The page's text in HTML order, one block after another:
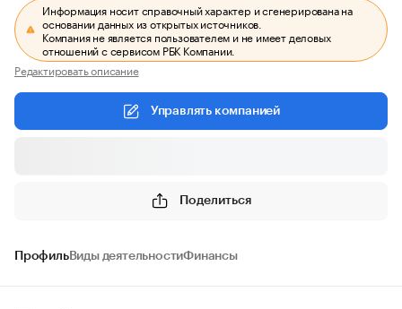
Информация носит справочный характер и сгенерирована на
основании данных из открытых источников.
Компания не является пользователем и не имеет деловых
отношений с сервисом РБК Компании.
Редактировать описание
Управлять компанией
Поделиться
ПрофильВиды деятельностиФинансы